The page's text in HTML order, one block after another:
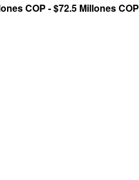
COP - $72.5 Millones COP